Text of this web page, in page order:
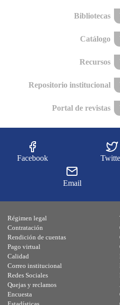
Bibliotecas
Catálogo
Recursos
Repositorio institucional
Portal de revistas
Facebook
Email
Régimen legal
Contratación
Rendición de cuentas
Pago virtual
Calidad
Correo institucional
Redes Sociales
Quejas y reclamos
Encuesta